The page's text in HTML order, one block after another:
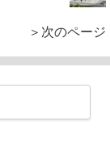
＞次のページ